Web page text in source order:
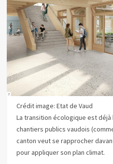
Crédit image: Etat de Vaud
La transition écologique est déjà
chantiers publics vaudois
canton veut se rapprocher
pour appliquer son plan climat.